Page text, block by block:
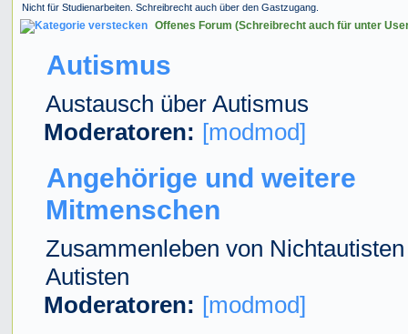
Nicht für Studienarbeiten. Schreibrecht auch über den Gastzugang.
Offenes Forum (Schreibrecht auch für unter
Autismus
Austausch über Autismus
Moderatoren: [modmod]
Angehörige und weitere
Mitmenschen
Zusammenleben von
Autisten
Moderatoren: [modmod]